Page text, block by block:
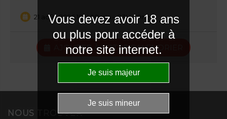
21 août, 2026 18H 00min -23H 00min
AJOUTER À VOTRE CALENDRIER
NOUS TROUVER
Vous devez avoir 18 ans
ou plus pour accéder à
notre site internet.